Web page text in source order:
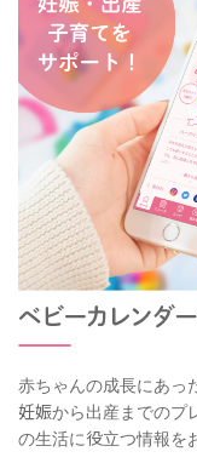
赤ちゃんの成長にあっ
妊娠から出産までのプ
の生活に役立つ情報を